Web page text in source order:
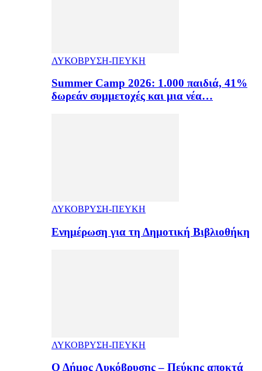
ΛΥΚΟΒΡΥΣΗ-ΠΕΥΚΗ
Summer Camp 2026: 1.000 παιδιά, 41%
δωρεάν συμμετοχές και μια νέα…
ΛΥΚΟΒΡΥΣΗ-ΠΕΥΚΗ
Ενημέρωση για τη Δημοτική Βιβλιοθήκη
ΛΥΚΟΒΡΥΣΗ-ΠΕΥΚΗ
Ο Δήμος Λυκόβρυσης – Πεύκης αποκτά